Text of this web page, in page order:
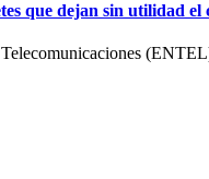
que dejan sin utilidad